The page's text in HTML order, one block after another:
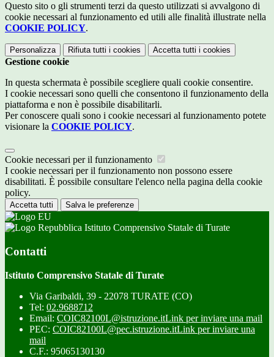
Questo sito o gli strumenti terzi da questo utilizzati si avvalgono di
cookie necessari al funzionamento ed utili alle finalità illustrate nella
COOKIE POLICY.
Personalizza Rifiuta tutti i cookies Accetta tutti i cookies
Gestione cookie
In questa schermata è possibile scegliere quali cookie consentire.
I cookie necessari sono quelli che consentono il funzionamento della
piattaforma e non è possibile disabilitarli.
Per conoscere quali sono i cookie necessari al funzionamento potete
visionare la COOKIE POLICY.
Cookie necessari per il funzionamento
I cookie necessari per il funzionamento non possono essere
disabilitati. È possibile consultare l'elenco nella pagina della cookie
policy.
Accetta tutti Salva le preferenze
Istituto Comprensivo Statale di Turate
Contatti
Istituto Comprensivo Statale di Turate
Via Garibaldi, 39 - 22078 TURATE (CO)
Tel: 02.9688712
Email: COIC82100L@istruzione.itLink per inviare una mail
PEC: COIC82100L@pec.istruzione.itLink per inviare una
mail
C.F.: 95065130130